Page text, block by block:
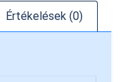
Értékelések (0)